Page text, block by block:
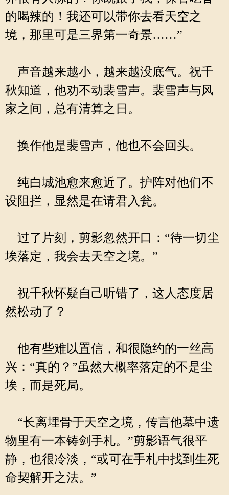
的喝辣的！我还可以带你去看天空之
境，那里可是三界第一奇景……”
声音越来越小，越来越没底气。祝千
秋知道，他劝不动裴雪声。裴雪声与风
家之间，总有清算之日。
换作他是裴雪声，他也不会回头。
纯白城池愈来愈近了。护阵对他们不
设阻拦，显然是在请君入瓮。
过了片刻，剪影忽然开口：“待一切尘
埃落定，我会去天空之境。”
祝千秋怀疑自己听错了，这人态度居
然松动了？
他有些难以置信，和很隐约的一丝高
兴：“真的？”虽然大概率落定的不是尘
埃，而是死局。
“长离埋骨于天空之境，传言他墓中遗
物里有一本铸剑手札。”剪影语气很平
静，也很冷淡，“或可在手札中找到生死
命契解开之法。”